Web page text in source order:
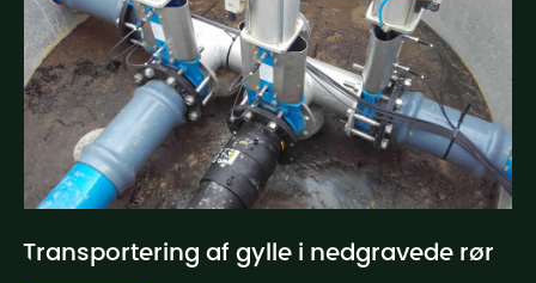
Transportering af gylle i nedgravede rør